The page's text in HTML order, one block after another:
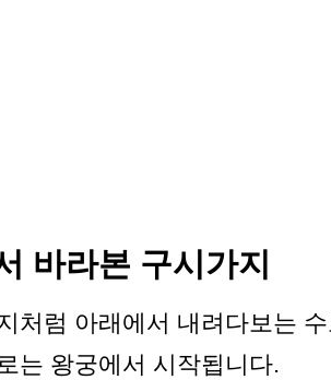
바라본 구시가지
처럼 아래에서 내려다보는
는 왕궁에서 시작됩니다.